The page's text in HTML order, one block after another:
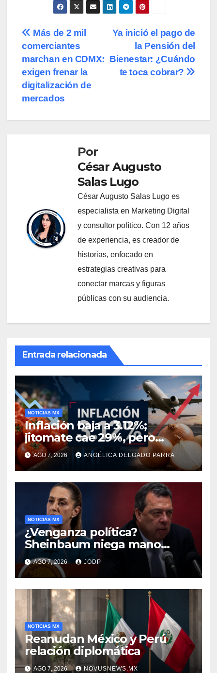
Navegación
de
entradas
Ya inició el pago de
la Pensión del
Bienestar: ¿Cuándo
te toca cobrar?
Más de 2 mil
comerciantes
marchan en CDMX:
exigen frenar la
digitalización de
mercados
Por
César Augusto
Salas Lugo
César Augusto Salas Lugo es
especialista en Marketing Digital
y consultor político. Con 12 años
de experiencia, es creador de
historias, enfocado en
estrategias creativas para
conectar marcas y figuras
públicas con su audiencia.
Entrada relacionada
NOTICIAS MX
Inflación baja a 3.12%;
jitomate cae 29%, pero
cebolla y vuelos se
encarecen
AGO 7, 2026 ANGÉLICA DELGADO PARRA
NOTICIAS MX
¿Venganza política?
Sheinbaum niega mano
negra en captura de Ángel
Aguirre
AGO 7, 2026 JODP
NOTICIAS MX
Reanudan México y Perú
relación diplomática
AGO 7, 2026 NOVUSNEWS.MX